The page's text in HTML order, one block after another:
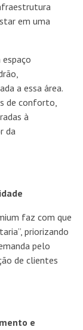
em uma
a essa área.
de conforto,
à
da
faz com que
priorizando
pelo
de clientes
e